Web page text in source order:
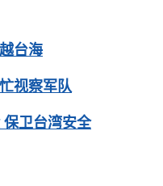
台海
视察军队
卫台湾安全